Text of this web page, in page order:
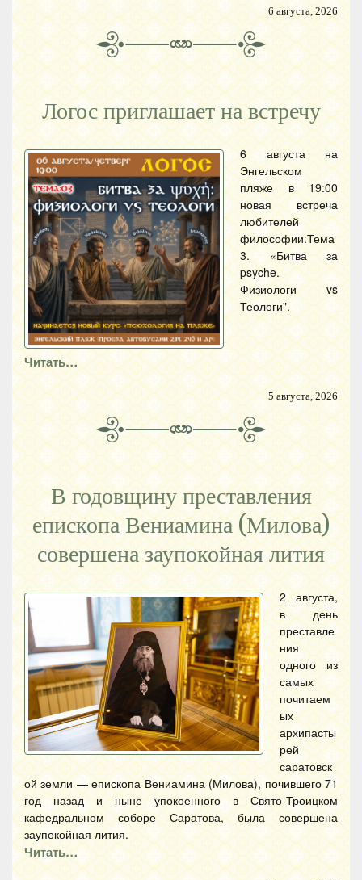
6 августа, 2026
Логос приглашает на встречу
6 августа на
Энгельском
пляже в 19:00
новая встреча
любителей
философии:Тема
3. «Битва за
psyche.
Физиологи vs
Теологи".
Читать…
5 августа, 2026
В годовщину преставления
епископа Вениамина (Милова)
совершена заупокойная лития
2 августа,
в день
преставле
ния
одного из
самых
почитаем
ых
архипасты
рей
саратовск
ой земли — епископа Вениамина (Милова), почившего 71
год назад и ныне упокоенного в Свято-Троицком
кафедральном соборе Саратова, была совершена
заупокойная лития.
Читать…